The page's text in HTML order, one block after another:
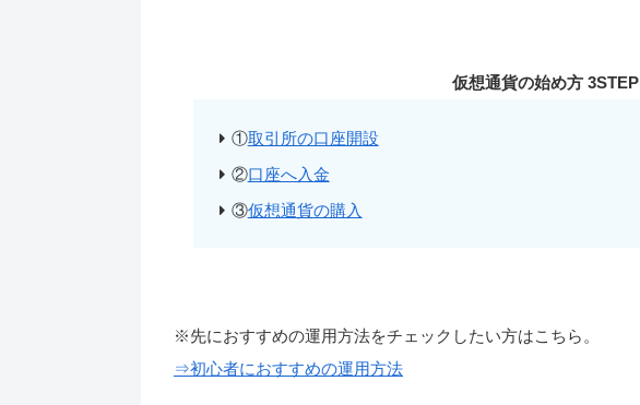
仮想通貨の始め方 3STEP
①取引所の口座開設
②口座へ入金
③仮想通貨の購入
※先におすすめの運用方法をチェックしたい方はこちら。
⇒初心者におすすめの運用方法